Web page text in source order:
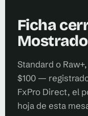
Ficha
Standard o
$100 —
FxPro Direct, el
hoja de esta